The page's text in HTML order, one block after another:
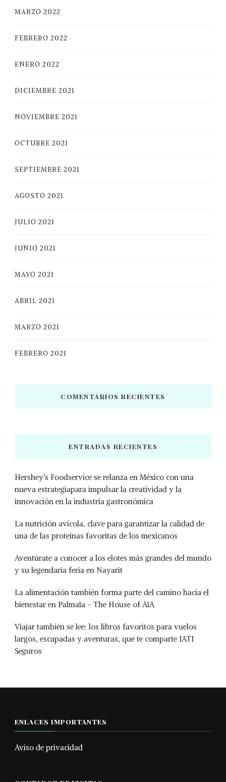
MARZO 2022
FEBRERO 2022
ENERO 2022
DICIEMBRE 2021
NOVIEMBRE 2021
OCTUBRE 2021
SEPTIEMBRE 2021
AGOSTO 2021
JULIO 2021
JUNIO 2021
MAYO 2021
ABRIL 2021
MARZO 2021
FEBRERO 2021
COMENTARIOS RECIENTES
ENTRADAS RECIENTES
Hershey’s Foodservice se relanza en México con una
nueva estrategiapara impulsar la creatividad y la
innovación en la industria gastronómica
La nutrición avícola, clave para garantizar la calidad de
una de las proteínas favoritas de los mexicanos
Aventúrate a conocer a los elotes más grandes del mundo
y su legendaria feria en Nayarit
La alimentación también forma parte del camino hacia el
bienestar en Palmaïa – The House of AïA
Viajar también se lee: los libros favoritos para vuelos
largos, escapadas y aventuras, que te comparte IATI
Seguros
ENLACES IMPORTANTES
Aviso de privacidad